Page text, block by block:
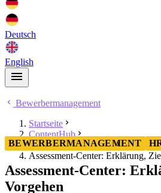
Deutsch
English
Bewerbermanagement
Startseite
ContentHub
Bewerbermanagement
Assessment-Center: Erklärung,
BEWERBERMANAGEMENT
Assessment-Center:
Vorgehen